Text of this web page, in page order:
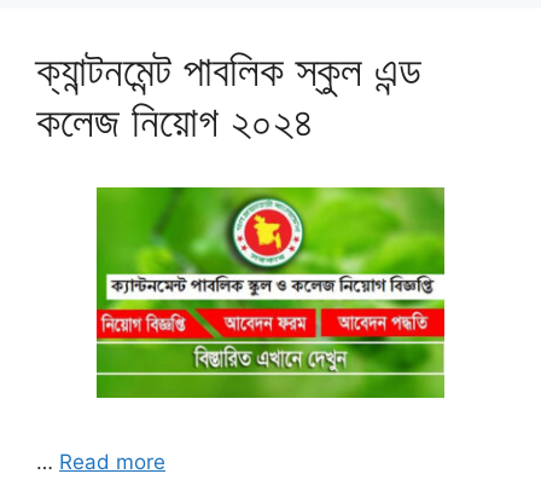
ক্যান্টনমেন্ট পাবলিক স্কুল এন্ড
কলেজ নিয়োগ ২০২৪
… Read more